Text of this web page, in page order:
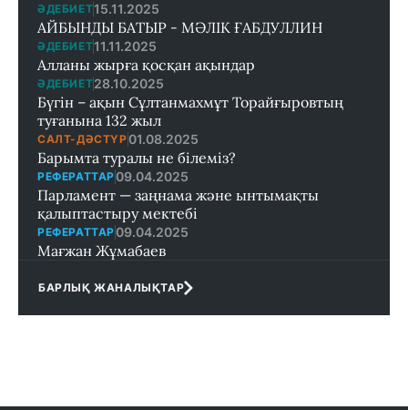
ӘДЕБИЕТ15.11.2025
АЙБЫНДЫ БАТЫР - МӘЛІК ҒАБДУЛЛИН
ӘДЕБИЕТ11.11.2025
Алланы жырға қосқан ақындар
ӘДЕБИЕТ28.10.2025
Бүгін – ақын Сұлтанмахмұт Торайғыровтың
туғанына 132 жыл
САЛТ-ДӘСТҮР 01.08.2025
Барымта туралы не білеміз?
РЕФЕРАТТАР 09.04.2025
Парламент — заңнама және ынтымақты
қалыптастыру мектебi
РЕФЕРАТТАР 09.04.2025
Мағжан Жұмабаев
БАРЛЫҚ ЖАНАЛЫҚТАР